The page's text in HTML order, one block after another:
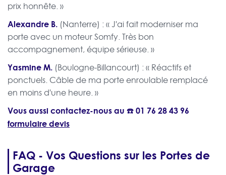
prix honnête. »
Alexandre B. (Nanterre) : « J'ai fait moderniser ma
porte avec un moteur Somfy. Très bon
accompagnement, équipe sérieuse. »
Yasmine M. (Boulogne-Billancourt) : « Réactifs et
ponctuels. Câble de ma porte enroulable remplacé
en moins d'une heure. »
Vous aussi contactez-nous au ☎️01 76 28 43 96
formulaire devis
FAQ - Vos Questions sur les Portes de
Garage